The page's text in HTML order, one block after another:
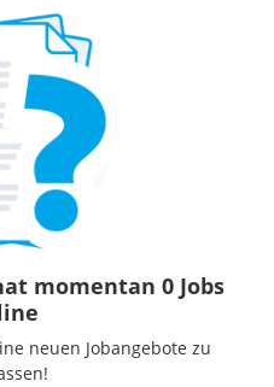
momentan 0 Jobs
neuen Jobangebote zu